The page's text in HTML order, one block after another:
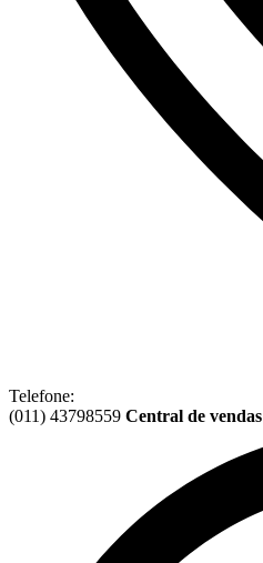
Telefone:
(011) 43798559 Central de vendas